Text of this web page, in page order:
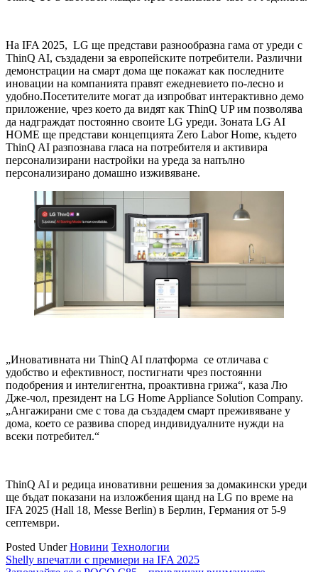
На IFA 2025, LG ще представи разнообразна гама от уреди с
ThinQ AI, създадени за европейските потребители. Различни
демонстрации на смарт дома ще покажат как последните
иновации на компанията правят ежедневието по-лесно и
удобно.Посетителите могат да изпробват интерактивно демо
приложение, чрез което да видят как ThinQ UP им позволява
да надграждат постоянно своите LG уреди. Зоната LG AI
HOME ще представи концепцията Zero Labor Home, където
ThinQ AI разпознава гласа на потребителя и активира
персонализирани настройки на уреда за напълно
персонализирано домашно изживяване.
„Иновативната ни ThinQ AI платформа се отличава с
удобство и ефективност, постигнати чрез постоянни
подобрения и интелигентна, проактивна грижа“, каза Лю
Дже-чол, президент на LG Home Appliance Solution Company.
„Ангажирани сме с това да създадем смарт преживяване у
дома, което се развива според индивидуалните нужди на
всеки потребител.“
ThinQ AI и редица иновативни решения за домакински уреди
ще бъдат показани на изложбения щанд на LG по време на
IFA 2025 (Hall 18, Messe Berlin) в Берлин, Германия от 5-9
септември.
Posted UnderНовини Технологии
Навигация
Shelly впечатли с премиери на IFA 2025